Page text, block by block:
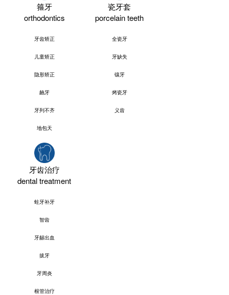
箍牙
orthodontics
牙齿矫正
儿童矫正
隐形矫正
龅牙
牙列不齐
地包天
瓷牙套
porcelain teeth
全瓷牙
牙缺失
镶牙
烤瓷牙
义齿
牙齿治疗
dental treatment
蛀牙补牙
智齿
牙龈出血
拔牙
牙周炎
根管治疗